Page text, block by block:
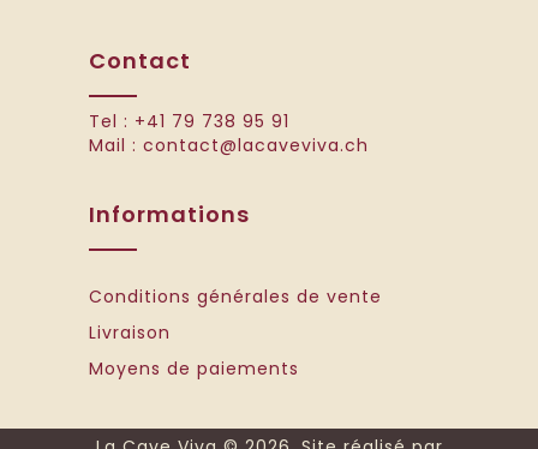
Contact
Tel : +41 79 738 95 91
Mail : contact@lacaveviva.ch
Informations
Conditions générales de vente
Livraison
Moyens de paiements